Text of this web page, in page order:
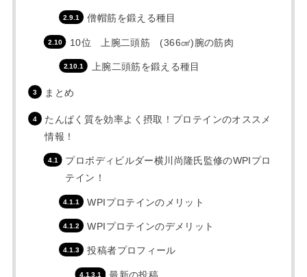
僧帽筋を鍛える種目
10位 上腕二頭筋 (366㎤)腕の筋肉
上腕二頭筋を鍛える種目
まとめ
たんぱく質を効率よく摂取！プロテインのオススメ
情報！
プロボディビルダー横川尚隆氏監修のWPIプロ
テイン！
WPIプロテインのメリット
WPIプロテインのデメリット
投稿者プロフィール